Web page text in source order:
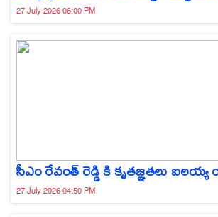
27 July 2026 06:00 PM
సీఎం రేవంత్ రెడ్డి కి కృతజ్ఞతలు
27 July 2026 04:50 PM